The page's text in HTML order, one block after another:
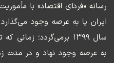
رسانه «فردای اقتصاد» با
ایران پا به عرصه وجود
سال ۱۳۹۹ برمی‌گردد؛
به عرصه وجود نهاد و در مدت